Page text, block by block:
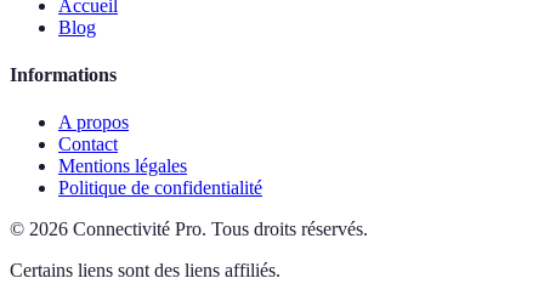
Accueil
Blog
Informations
A propos
Contact
Mentions légales
Politique de confidentialité
© 2026 Connectivité Pro. Tous droits réservés.
Certains liens sont des liens affiliés.